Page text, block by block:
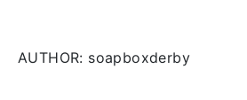
AUTHOR: soapboxderby